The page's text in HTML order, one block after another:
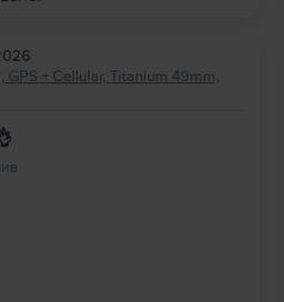
+ Cellular, Titanium 49mm,